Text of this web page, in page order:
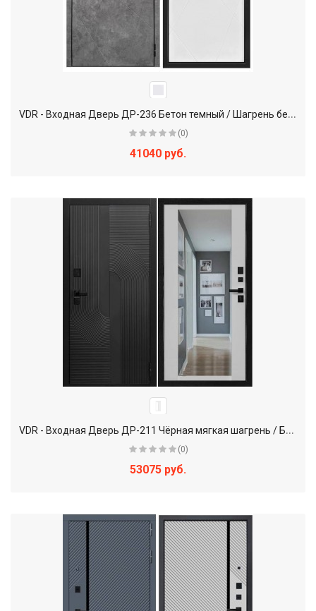
V
DR - Входная Дверь ДР-236 Бетон темный / Шагрень белая
(0)
41040 руб.
V
DR - Входная Дверь ДР-211 Чёрная мягкая шагрень / Белая мягкая шагрень + Зеркало
(0)
53075 руб.